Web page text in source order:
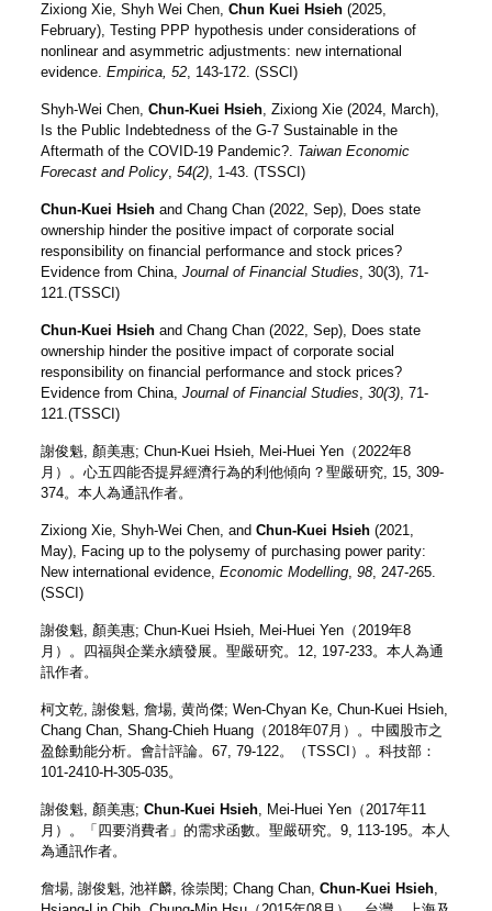
Zixiong Xie, Shyh Wei Chen, Chun Kuei Hsieh(2025,
February), Testing PPP hypothesis under considerations of
nonlinear and asymmetric adjustments: new international
evidence. Empirica, 52, 143-172. (SSCI)
Shyh-Wei Chen, Chun-Kuei Hsieh, Zixiong Xie (2024, March),
Is the Public Indebtedness of the G-7 Sustainable in the
Aftermath of the COVID-19 Pandemic?. Taiwan Economic
Forecast and Policy, 54(2), 1-43. (TSSCI)
Chun-Kuei Hsiehand Chang Chan (2022, Sep), Does state
ownership hinder the positive impact of corporate social
responsibility on financial performance and stock prices?
Evidence from China, Journal of Financial Studies, 30(3), 71-
121.(TSSCI)
Chun-Kuei Hsiehand Chang Chan (2022, Sep), Does state
ownership hinder the positive impact of corporate social
responsibility on financial performance and stock prices?
Evidence from China, Journal of Financial Studies, 30(3), 71-
121.(TSSCI)
謝俊魁, 顏美惠; Chun-Kuei Hsieh, Mei-Huei Yen（2022年8
月）。心五四能否提昇經濟行為的利他傾向？ 聖嚴研究, 15, 309-
374。本人為通訊作者。
Zixiong Xie, Shyh-Wei Chen, and Chun-Kuei Hsieh(2021,
May), Facing up to the polysemy of purchasing power parity:
New international evidence, Economic Modelling, 98, 247-265.
(SSCI)
謝俊魁, 顏美惠; Chun-Kuei Hsieh, Mei-Huei Yen（2019年8
月）。四福與企業永續發展。 聖嚴研究。12, 197-233。本人為通
訊作者。
柯文乾, 謝俊魁, 詹場, 黄尚傑; Wen-Chyan Ke, Chun-Kuei Hsieh,
Chang Chan, Shang-Chieh Huang（2018年07月）。中國股市之
盈餘動能分析。 會計評論。67, 79-122。（TSSCI）。科技部：
101-2410-H-305-035。
謝俊魁, 顏美惠; Chun-Kuei Hsieh, Mei-Huei Yen（2017年11
月）。「四要消費者」的需求函數。 聖嚴研究。9, 113-195。本人
為通訊作者。
詹場, 謝俊魁, 池祥麟, 徐崇閔; Chang Chan, Chun-Kuei Hsieh,